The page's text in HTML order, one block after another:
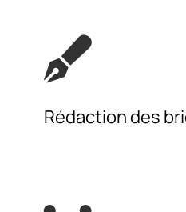
Rédaction des